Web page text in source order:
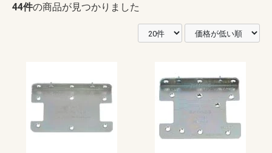
44件の商品が見つかりました